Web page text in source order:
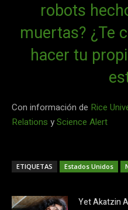
robots
muertas? ¿Te
hacer tu
Con información de Rice
Relations yScience Alert
ETIQUETAS Estados Unidos
Yet Akatzin